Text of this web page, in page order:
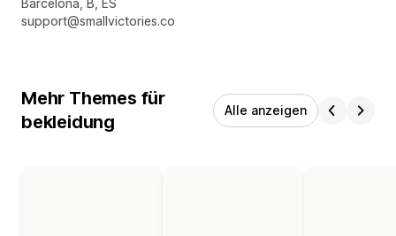
Designer-Kontaktdaten
support@smallvictories.co
Mehr Themes für
bekleidung
Alle anzeigen